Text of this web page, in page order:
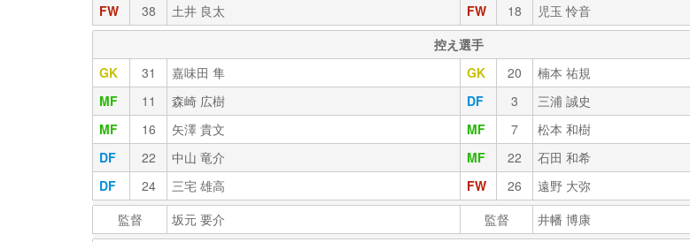
FW
38 土井 良太 FW 18
児玉 怜音
控え選手
GK
31 嘉味田 隼 GK 20
楠本 祐規
MF
11 森崎 広樹 DF 3
三浦 誠史
MF
16 矢澤 貴文 MF 7
松本 和樹
DF
22 中山 竜介 MF 22
石田 和希
DF
24 三宅 雄高 FW 26
遠野 大弥
監督
坂元 要介 監督
井幡 博康